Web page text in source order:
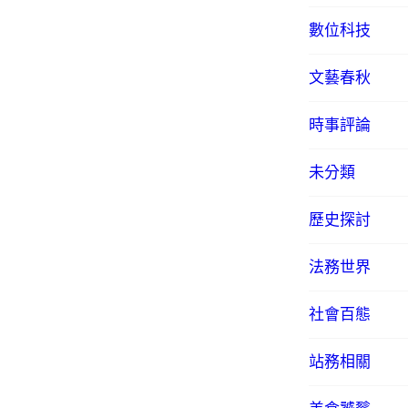
數位科技
文藝春秋
時事評論
未分類
歷史探討
法務世界
社會百態
站務相關